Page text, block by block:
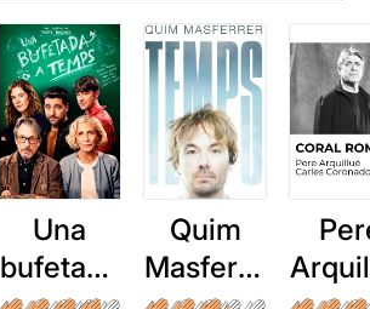
Una
bufetada
Quim
Masferre